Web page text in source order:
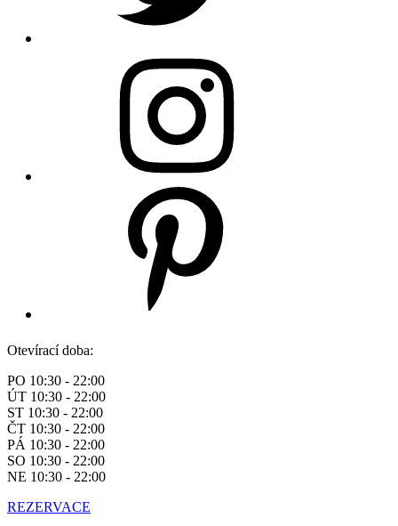
Otevírací doba:
PO 10:30 - 22:00
ÚT 10:30 - 22:00
ST 10:30 - 22:00
ČT 10:30 - 22:00
PÁ 10:30 - 22:00
SO 10:30 - 22:00
NE 10:30 - 22:00
REZERVACE